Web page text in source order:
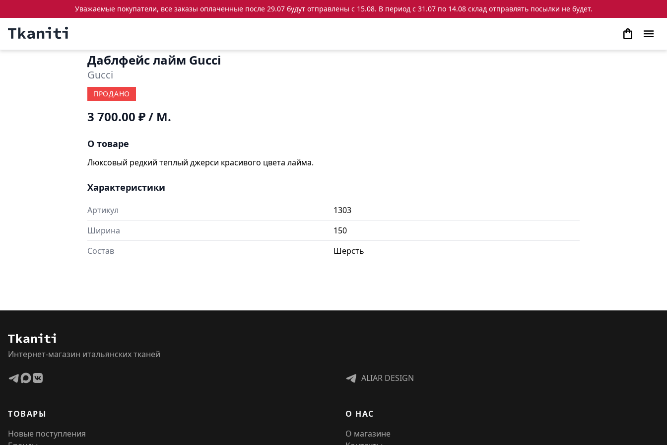
Уважаемые покупатели, все заказы оплаченные после 29.07 будут отправлены с 15.08. В период с 31.07 по 14.08 склад отправлять посылки не будет.
Даблфейс лайм Gucci
Gucci
ПРОДАНО
3 700.00 ₽/ М.
О товаре
Люксовый редкий теплый джерси красивого цвета лайма.
Характеристики
Артикул
1303
Ширина
150
Состав
Шерсть
Интернет-магазин итальянских тканей
ALIAR DESIGN
ТОВАРЫ
Новые поступления
О НАС
О магазине